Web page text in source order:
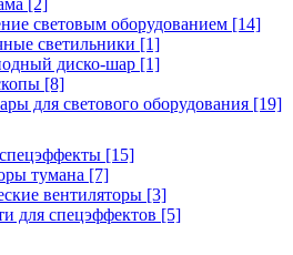
[2]
световым оборудованием [14]
светильники [1]
диско-шар [1]
[8]
для светового оборудования [19]
[15]
тумана [7]
вентиляторы [3]
для спецэффектов [5]